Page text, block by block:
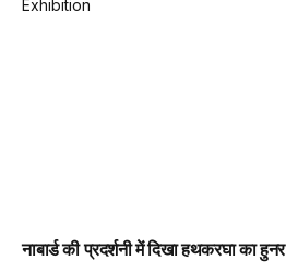
नाबार्ड की प्रदर्शनी में दिखा हथकरघा का हुनर